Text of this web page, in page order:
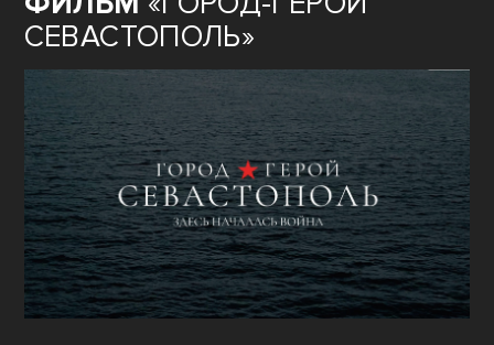
СЕВАСТОПОЛЬ»